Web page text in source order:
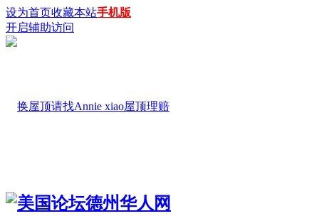
设为首页收藏本站手机版
开启辅助访问